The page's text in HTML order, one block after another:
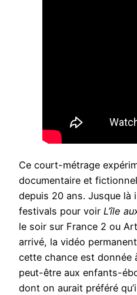
Ce court-métrage
documentaire et
depuis 20 ans. Jusque là
festivals pour voir L’île
le soir sur France 2 ou
arrivé, la vidéo
cette chance est donnée
peut-être aux enfants-
dont on aurait préféré